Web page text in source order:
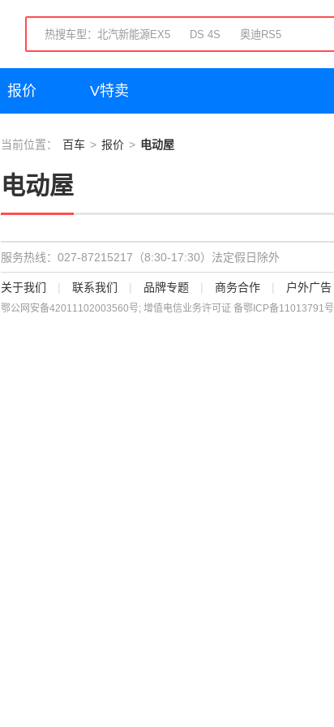
报价 V特卖
当前位置： 百车 报价 电动屋
电动屋
服务热线：027-87215217（8:30-17:30）法定假日除外
关于我们 | 联系我们 | 品牌专题 | 商务合作 | 户外广告
鄂公网安备42011102003560号; 增值电信业务许可证 备鄂ICP备11013791号